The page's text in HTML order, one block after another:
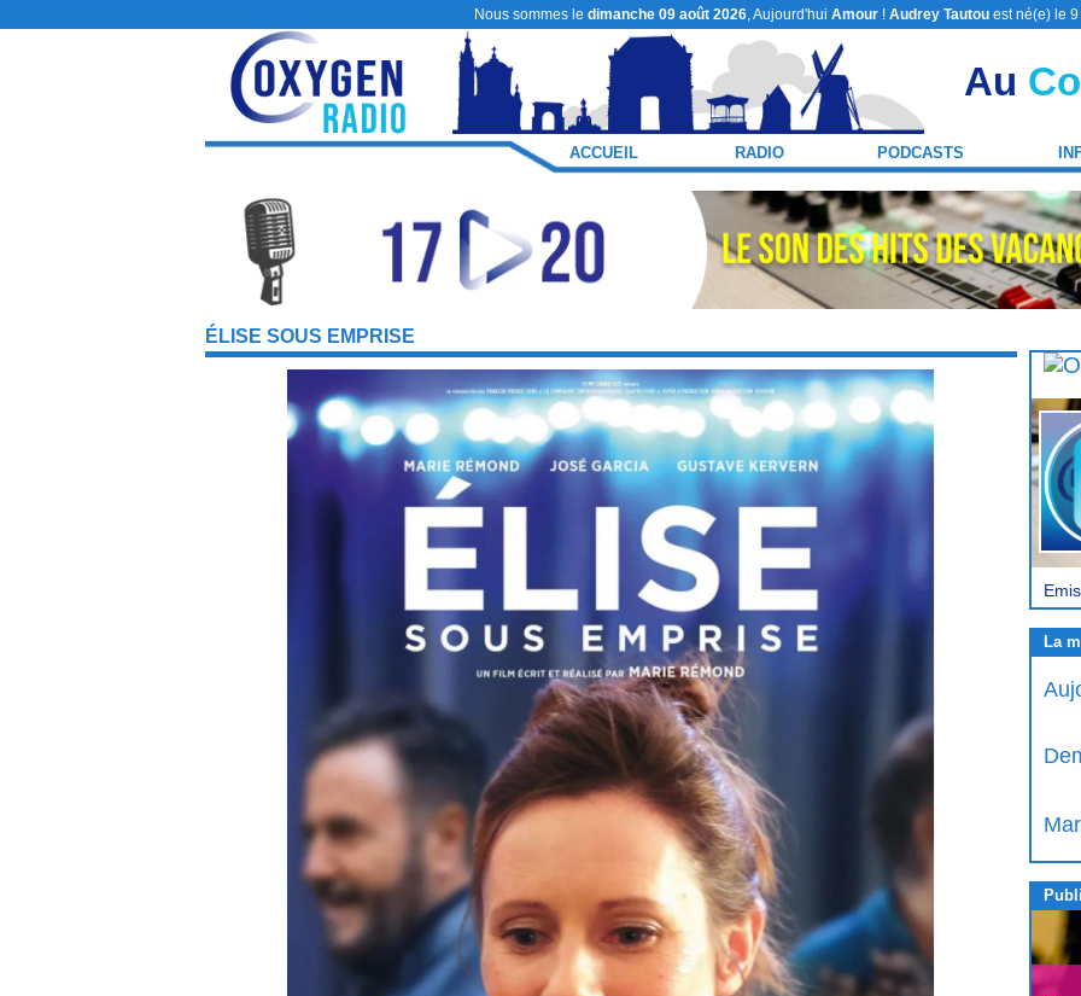
Nous sommes le dimanche 09 août 2026, Aujourd'hui Amour! Audrey Tautouest né(e) le 9
Au
ACCUEIL RADIO PODCASTS
ÉLISE SOUS EMPRISE
La